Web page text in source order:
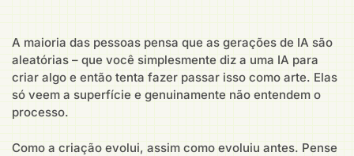
A maioria das pessoas pensa que as gerações de IA são
aleatórias – que você simplesmente diz a uma IA para
criar algo e então tenta fazer passar isso como arte. Elas
só veem a superfície e genuinamente não entendem o
processo.
Como a criação evolui, assim como evoluiu antes. Pense